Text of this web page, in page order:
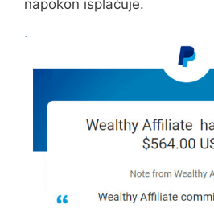
napokon isplaćuje.